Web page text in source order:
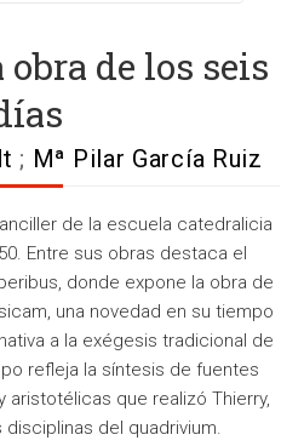
de los seis
; Mª Pilar García Ruiz
de la escuela catedralicia
Entre sus obras destaca el
donde expone la obra de
una novedad en su tiempo
a la exégesis tradicional de
refleja la síntesis de fuentes
aristotélicas que realizó Thierry,
disciplinas del quadrivium.